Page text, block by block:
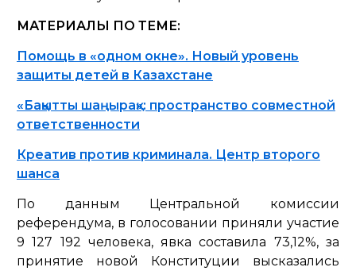
МАТЕРИАЛЫ ПО ТЕМЕ:
Помощь в «одном окне». Новый уровень
защиты детей в Казахстане
«Бақытты шаңырақ»: пространство совместной
ответственности
Креатив против криминала. Центр второго
шанса
По данным Центральной комиссии
референдума, в голосовании приняли участие
9 127 192 человека, явка составила 73,12%, за
принятие новой Конституции высказались